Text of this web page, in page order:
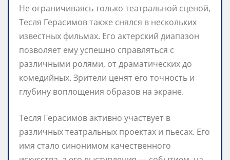
Не ограничиваясь только театральной сценой,
Тесля Герасимов также снялся в нескольких
известных фильмах. Его актерский диапазон
позволяет ему успешно справляться с
различными ролями, от драматических до
комедийных. Зрители ценят его точность и
глубину воплощения образов на экране.
Тесля Герасимов активно участвует в
различных театральных проектах и пьесах. Его
имя стало синонимом качественного